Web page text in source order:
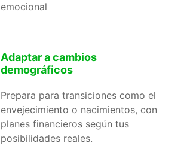
emocional
Adaptar a cambios
demográficos
Prepara para transiciones como el
envejecimiento o nacimientos, con
planes financieros según tus
posibilidades reales.